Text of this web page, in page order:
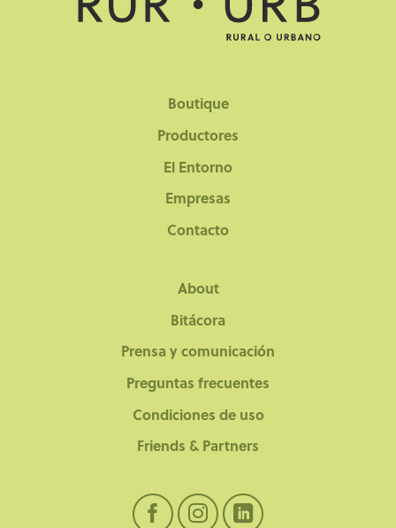
Boutique
Productores
El Entorno
Empresas
Contacto
About
Bitácora
Prensa y comunicación
Preguntas frecuentes
Condiciones de uso
Friends & Partners